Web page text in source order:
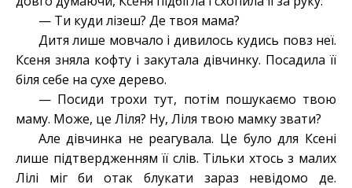
— Ти куди лізеш? Де твоя мама?
Дитя лише мовчало і дивилось кудись повз неї.
Ксеня зняла кофту і закутала дівчинку. Посадила її
біля себе на сухе дерево.
— Посиди трохи тут, потім пошукаємо твою
маму. Може, це Ліля? Ну, Ліля твою мамку звати?
Але дівчинка не реагувала. Це було для Ксені
лише підтвердженням її слів. Тільки хтось з малих
Лілі міг би отак блукати зараз невідомо де.